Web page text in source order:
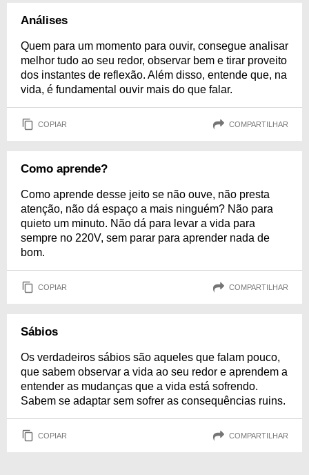
Análises
Quem para um momento para ouvir, consegue analisar
melhor tudo ao seu redor, observar bem e tirar proveito
dos instantes de reflexão. Além disso, entende que, na
vida, é fundamental ouvir mais do que falar.
COPIAR COMPARTILHAR
Como aprende?
Como aprende desse jeito se não ouve, não presta
atenção, não dá espaço a mais ninguém? Não para
quieto um minuto. Não dá para levar a vida para
sempre no 220V, sem parar para aprender nada de
bom.
COPIAR COMPARTILHAR
Sábios
Os verdadeiros sábios são aqueles que falam pouco,
que sabem observar a vida ao seu redor e aprendem a
entender as mudanças que a vida está sofrendo.
Sabem se adaptar sem sofrer as consequências ruins.
COPIAR COMPARTILHAR